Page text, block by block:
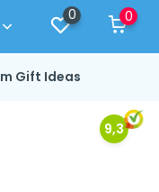
0 0
Gift Ideas
9,3